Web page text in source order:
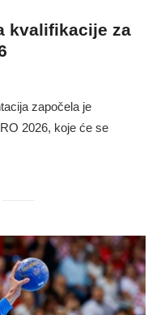
kvalifikacije za
započela je
2026, koje će se